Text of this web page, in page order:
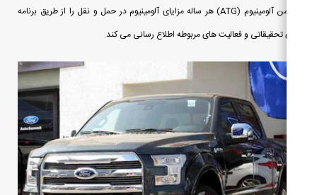
انجمن آلومینیوم (ATG) هر ساله مزایای آلومینیوم در حمل و نقل را از طریق برنامه
و فعالیت های مربوطه اطلاع رسانی می کند.